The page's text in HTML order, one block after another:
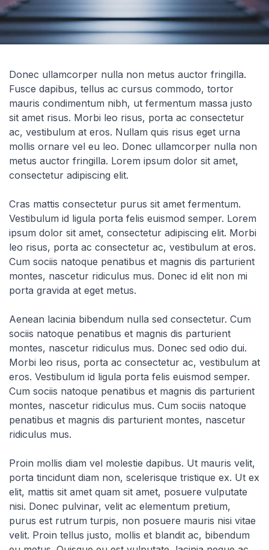
Donec ullamcorper nulla non metus auctor fringilla.
Fusce dapibus, tellus ac cursus commodo, tortor
mauris condimentum nibh, ut fermentum massa justo
sit amet risus. Morbi leo risus, porta ac consectetur
ac, vestibulum at eros. Nullam quis risus eget urna
mollis ornare vel eu leo. Donec ullamcorper nulla non
metus auctor fringilla. Lorem ipsum dolor sit amet,
consectetur adipiscing elit.
Cras mattis consectetur purus sit amet fermentum.
Vestibulum id ligula porta felis euismod semper. Lorem
ipsum dolor sit amet, consectetur adipiscing elit. Morbi
leo risus, porta ac consectetur ac, vestibulum at eros.
Cum sociis natoque penatibus et magnis dis parturient
montes, nascetur ridiculus mus. Donec id elit non mi
porta gravida at eget metus.
Aenean lacinia bibendum nulla sed consectetur. Cum
sociis natoque penatibus et magnis dis parturient
montes, nascetur ridiculus mus. Donec sed odio dui.
Morbi leo risus, porta ac consectetur ac, vestibulum at
eros. Vestibulum id ligula porta felis euismod semper.
Cum sociis natoque penatibus et magnis dis parturient
montes, nascetur ridiculus mus. Cum sociis natoque
penatibus et magnis dis parturient montes, nascetur
ridiculus mus.
Proin mollis diam vel molestie dapibus. Ut mauris velit,
porta tincidunt diam non, scelerisque tristique ex. Ut ex
elit, mattis sit amet quam sit amet, posuere vulputate
nisi. Donec pulvinar, velit ac elementum pretium,
purus est rutrum turpis, non posuere mauris nisi vitae
velit. Proin tellus justo, mollis et blandit ac, bibendum